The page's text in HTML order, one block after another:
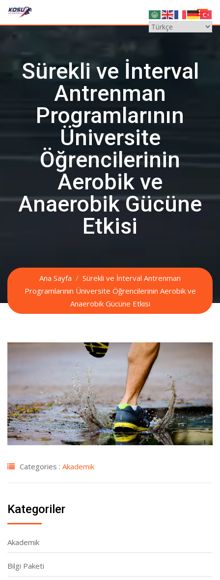
Skip
Sürekli ve İnterval
Antrenman
Programlarının
Üniversite
Öğrencilerinin
Aerobik ve
Anaerobik Gücüne
Etkisi
Ana Sayfa
Sürekli ve İnterval Antrenman
Programlarının Üniversite Öğrencilerinin Aerobik ve
Anaerobik Gücüne Etkisi
Categories : Akademik
Kategoriler
Akademik
Bilgi Paketi